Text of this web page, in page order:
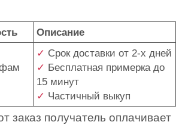
Описание
✓ Срок доставки от 2-х дней
✓ Бесплатная примерка до
15 минут
✓ Частичный выкуп
заказ получатель оплачивает